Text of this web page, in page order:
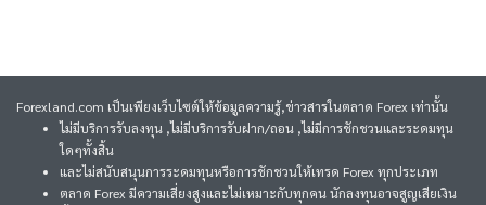
Forexland.com เป็นเพียงเว็บไซต์ให้ข้อมูลความรู้,ข่าวสารในตลาด Forex เท่านั้น
ไม่มีบริการรับลงทุน ,ไม่มีบริการรับฝาก/ถอน ,ไม่มีการชักชวนและระดมทุน
ใดๆทั้งสิ้น
และไม่สนับสนุนการระดมทุนหรือการชักชวนให้เทรด Forex ทุกประเภท
ตลาด Forex มีความเสี่ยงสูงและไม่เหมาะกับทุกคน นักลงทุนอาจสูญเสียเงิน